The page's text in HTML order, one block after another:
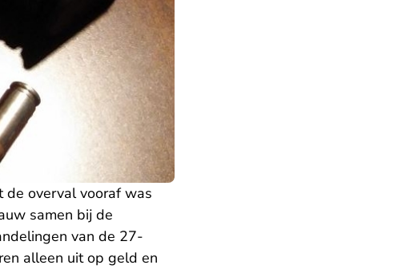
de overval vooraf was
samen bij de
van de 27-
alleen uit op geld en